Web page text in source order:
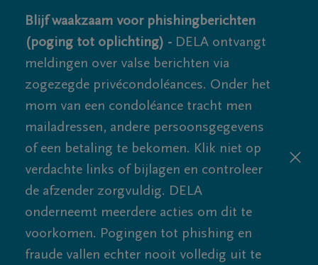
Blijf waakzaam voor phishingberichten
(poging tot oplichting) - DELA ontvangt
meldingen over valse berichten via
zogezegde privécondoléances. Onder het
mom van een condoléance tracht men
mailadressen, andere persoonsgegevens
of een betaling te bekomen. Klik niet op
verdachte links of bijlagen en controleer
de afzender zorgvuldig. DELA
onderneemt meerdere acties om dit te
voorkomen. Pogingen tot phishing en
fraude vallen echter nooit volledig uit te